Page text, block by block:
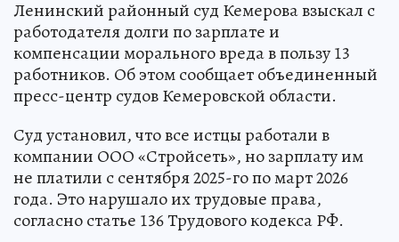
Ленинский районный суд Кемерова взыскал с
работодателя долги по зарплате и
компенсации морального вреда в пользу 13
работников. Об этом сообщает объединенный
пресс-центр судов Кемеровской области.
Суд установил, что все истцы работали в
компании ООО «Стройсеть», но зарплату им
не платили с сентября 2025-го по март 2026
года. Это нарушало их трудовые права,
согласно статье 136 Трудового кодекса РФ.